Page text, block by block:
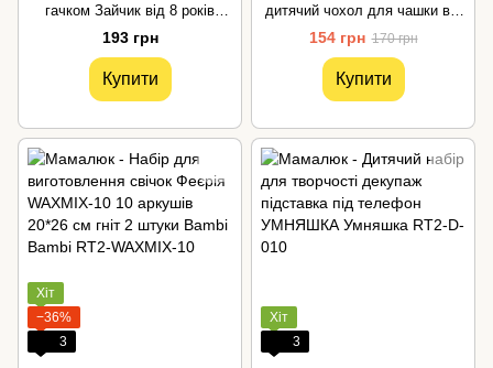
гачком Зайчик від 8 років
УМНЯШКА
193 грн
Купити
дитячий чохол для чашки від
8 років УМНЯШКА
154 грн 170 грн
Купити
Хіт
−36%
3
Хіт
3